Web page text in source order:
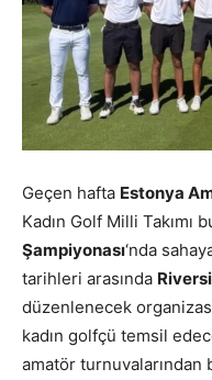
Geçen hafta Estonya
Kadın Golf Milli Takımı
Şampiyonası‘nda
tarihleri arasında
düzenlenecek
kadın golfçü temsil
amatör